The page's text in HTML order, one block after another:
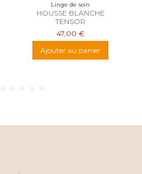
Linge de soin
HOUSSE BLANCHE
TENSOR
47,00 €
Ajouter au panier